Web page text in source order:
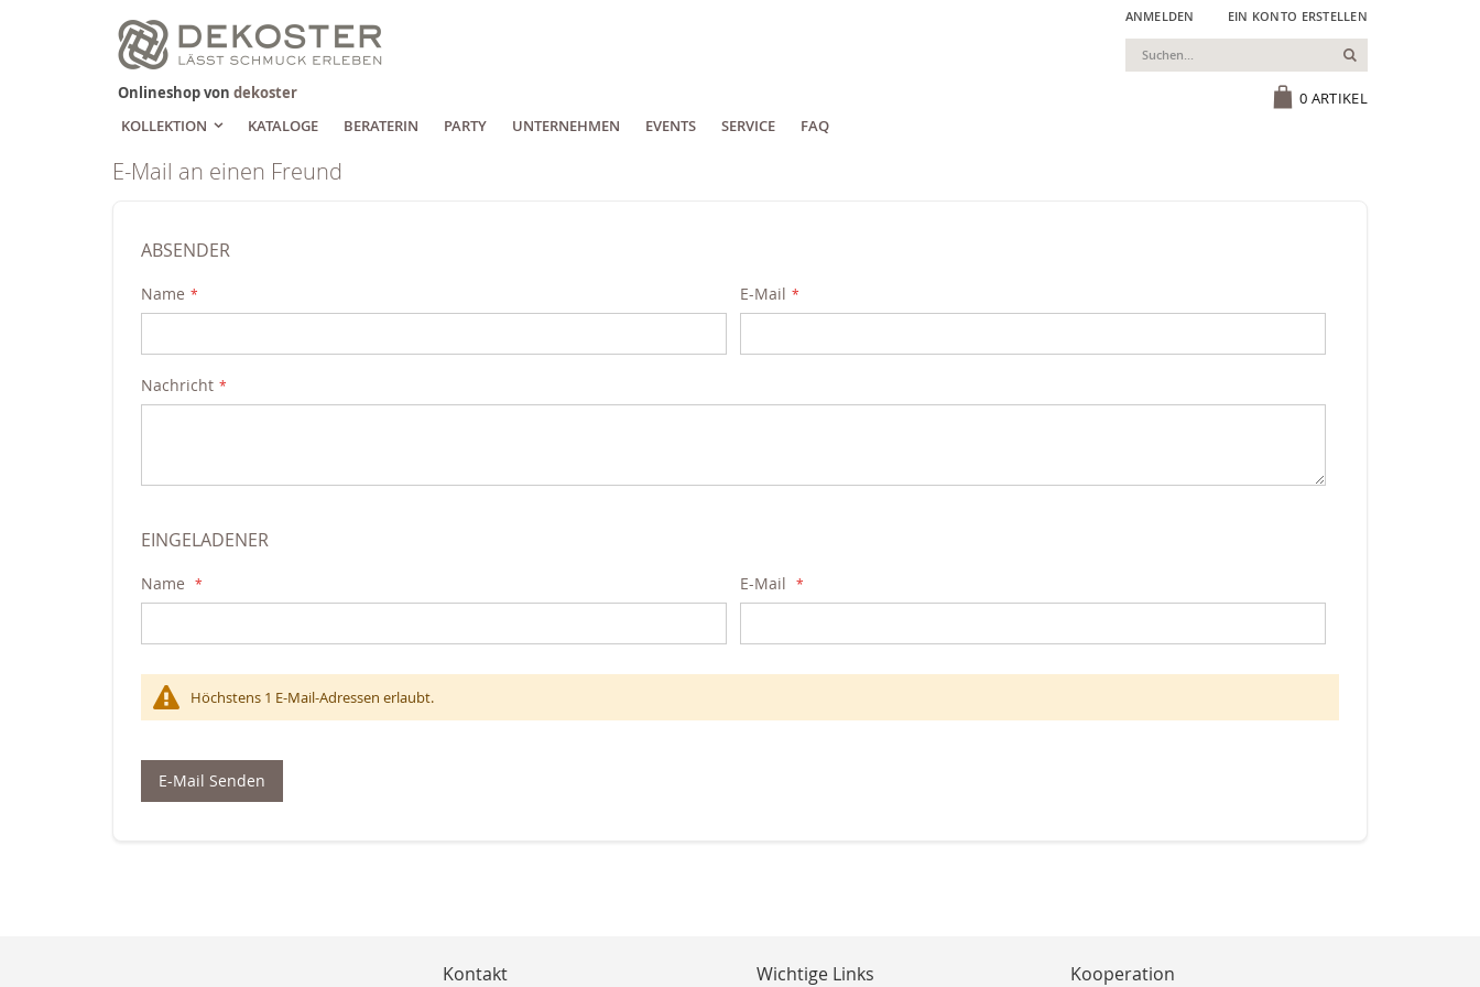
Zum
Inhalt
springen
ANMELDEN EIN KONTO ERSTELLEN
0 ARTIKEL
Suchen
Onlineshop von dekoster
KOLLEKTION
KATALOGE BERATERIN PARTY UNTERNEHMEN EVENTS SERVICE FAQ
E-Mail an einen Freund
ABSENDER
Name E-Mail
Nachricht
EINGELADENER
Name E-Mail
Höchstens 1 E-Mail-Adressen erlaubt.
E-Mail Senden
Kontakt Wichtige Links Kooperation